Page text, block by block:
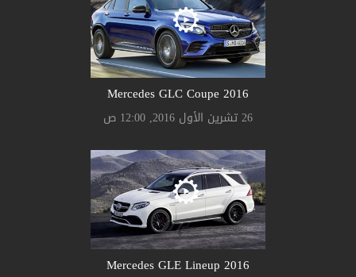
Mercedes GLC Coupe 2016
26 تشرين الأول 2016, 12:00 ص
Mercedes GLE Lineup 2016